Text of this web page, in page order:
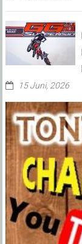
15 Juni, 2026